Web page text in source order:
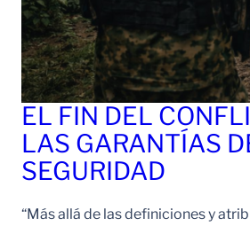
EL FIN DEL
LAS GARANTÍAS
SEGURIDAD
“Más allá de las definiciones y